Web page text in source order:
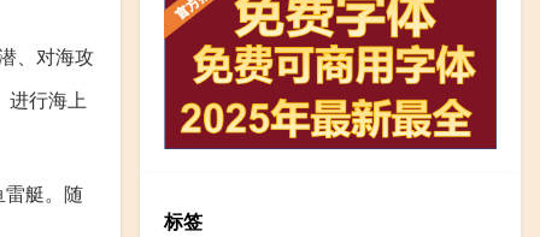
、对海攻
进行海上
雷艇。随
标签